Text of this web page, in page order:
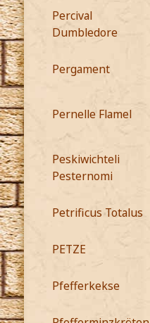
Percival
Dumbledore
Pergament
Pernelle Flamel
Peskiwichteli
Pesternomi
Petrificus Totalus
PETZE
Pfefferkekse